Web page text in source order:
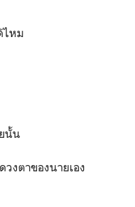
ไหม
นั้น
งตาของนายเอง